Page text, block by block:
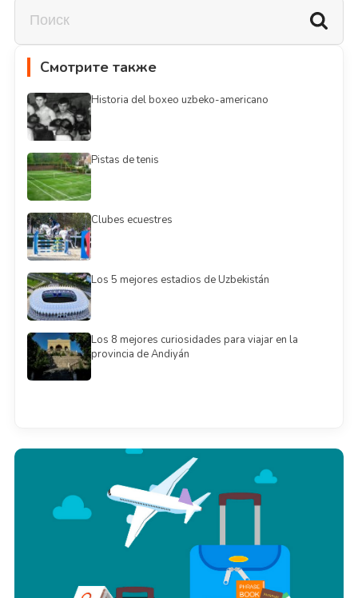
Смотрите также
Historia del boxeo uzbeko-americano
Pistas de tenis
Clubes ecuestres
Los 5 mejores estadios de Uzbekistán
Los 8 mejores curiosidades para viajar en la
provincia de Andiyán